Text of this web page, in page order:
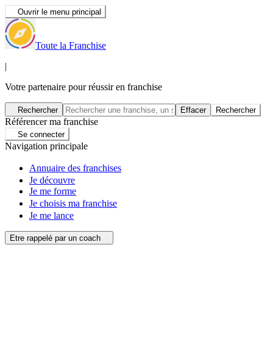
Ouvrir le menu principal
Toute la Franchise
|
Votre partenaire pour réussir en franchise
Rechercher Effacer Rechercher
Référencer ma franchise
Se connecter
Navigation principale
Annuaire des franchises
Je découvre
Je me forme
Je choisis ma franchise
Je me lance
Etre rappelé par un coach